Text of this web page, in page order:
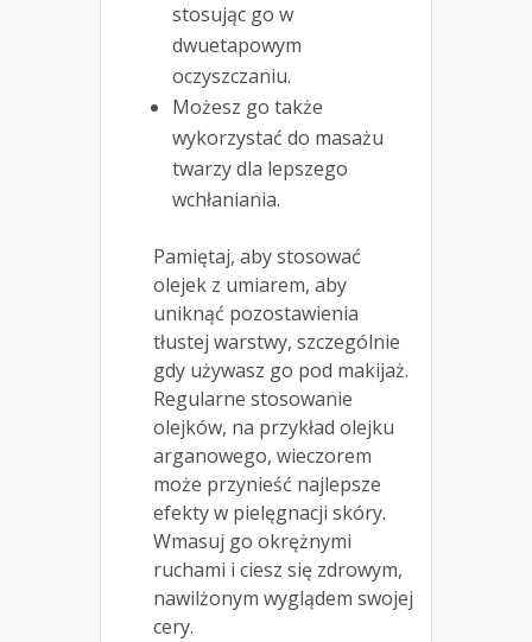
stosując go w
dwuetapowym
oczyszczaniu.
Możesz go także
wykorzystać do masażu
twarzy dla lepszego
wchłaniania.
Pamiętaj, aby stosować
olejek z umiarem, aby
uniknąć pozostawienia
tłustej warstwy, szczególnie
gdy używasz go pod makijaż.
Regularne stosowanie
olejków, na przykład olejku
arganowego, wieczorem
może przynieść najlepsze
efekty w pielęgnacji skóry.
Wmasuj go okrężnymi
ruchami i ciesz się zdrowym,
nawilżonym wyglądem swojej
cery.